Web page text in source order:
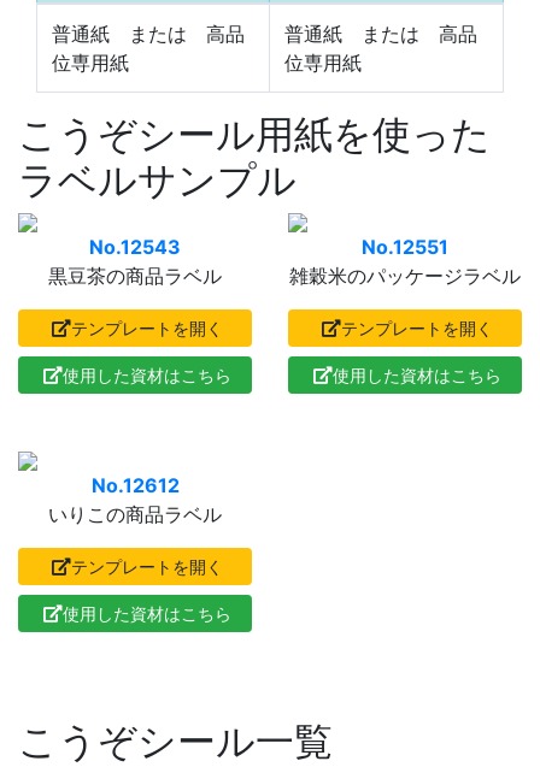
普通紙 または 高品
位専用紙
普通紙 または 高品
位専用紙
こうぞシール用紙を使った
ラベルサンプル
No.12543
黒豆茶の商品ラベル
テンプレートを開く
使用した資材はこちら
No.12551
雑穀米のパッケージラベル
テンプレートを開く
使用した資材はこちら
No.12612
いりこの商品ラベル
テンプレートを開く
使用した資材はこちら
こうぞシール一覧